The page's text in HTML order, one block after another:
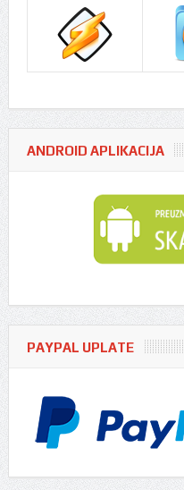
ANDROID APLIKACIJA
PAYPAL UPLATE